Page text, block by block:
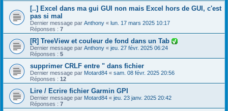
[..] Excel dans ma gui GUI non mais Excel hors de GUI, c'est
pas si mal
Dernier message par Anthony « lun. 17 mars 2025 10:17
Réponses : 7
[R] TreeView et couleur de fond dans un Tab
Dernier message par Anthony « jeu. 27 févr. 2025 06:24
Réponses : 5
supprimer CRLF entre " dans fichier
Dernier message par Motard84 « sam. 08 févr. 2025 20:56
Réponses : 12
Lire / Ecrire fichier Garmin GPI
Dernier message par Motard84 « jeu. 23 janv. 2025 20:42
Réponses : 7